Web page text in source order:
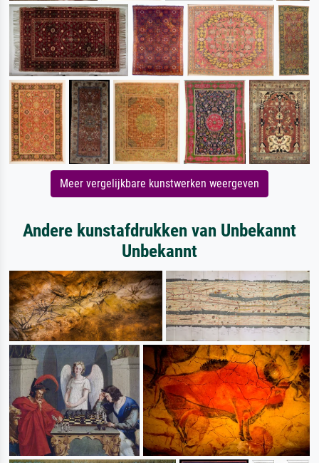
Meer vergelijkbare kunstwerken weergeven
Andere kunstafdrukken van Unbekannt
Unbekannt